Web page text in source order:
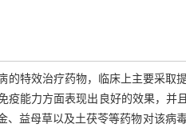
的特效治疗药物，临床上主要采取
疫能力方面表现出良好的效果，并
、益母草以及土茯苓等药物对该病